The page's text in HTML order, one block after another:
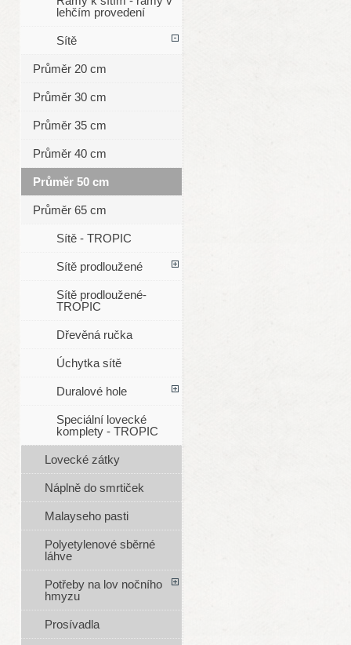
lehčím provedení
Sítě
Průměr 20 cm
Průměr 30 cm
Průměr 35 cm
Průměr 40 cm
Průměr 50 cm
Průměr 65 cm
Sítě - TROPIC
Sítě prodloužené
Sítě prodloužené-
TROPIC
Dřevěná ručka
Úchytka sítě
Duralové hole
Speciální lovecké
komplety - TROPIC
Lovecké zátky
Náplně do smrtiček
Malayseho pasti
Polyetylenové sběrné
láhve
Potřeby na lov nočního
hmyzu
Prosívadla